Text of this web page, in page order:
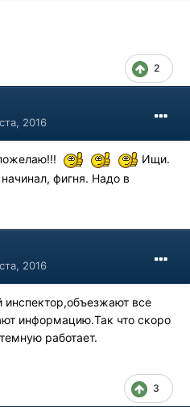
2
2016
Ищи.
фигня. Надо в
2016
все
информацию.Так что скоро
работает.
3